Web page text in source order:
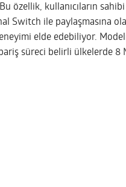
özellik, kullanıcıların
Switch ile paylaşmasına
elde edebiliyor.
süreci belirli ülkelerde 8